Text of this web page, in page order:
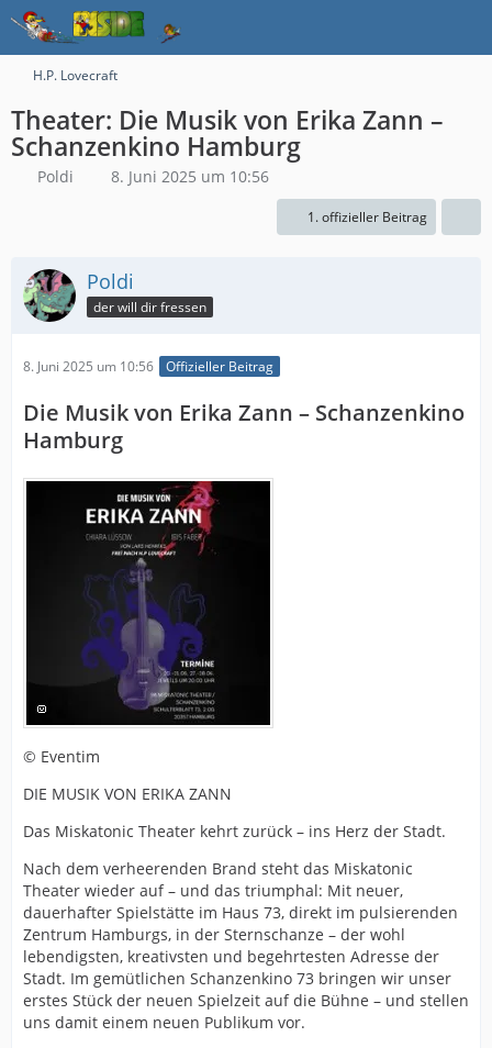
H.P. Lovecraft
Theater: Die Musik von Erika Zann –
Schanzenkino Hamburg
Poldi 8. Juni 2025 um 10:56
1. offizieller Beitrag
Poldi
der will dir fressen
8. Juni 2025 um 10:56 Offizieller Beitrag
Die Musik von Erika Zann – Schanzenkino
Hamburg
© Eventim
DIE MUSIK VON ERIKA ZANN
Das Miskatonic Theater kehrt zurück – ins Herz der Stadt.
Nach dem verheerenden Brand steht das Miskatonic
Theater wieder auf – und das triumphal: Mit neuer,
dauerhafter Spielstätte im Haus 73, direkt im pulsierenden
Zentrum Hamburgs, in der Sternschanze – der wohl
lebendigsten, kreativsten und begehrtesten Adresse der
Stadt. Im gemütlichen Schanzenkino 73 bringen wir unser
erstes Stück der neuen Spielzeit auf die Bühne – und stellen
uns damit einem neuen Publikum vor.